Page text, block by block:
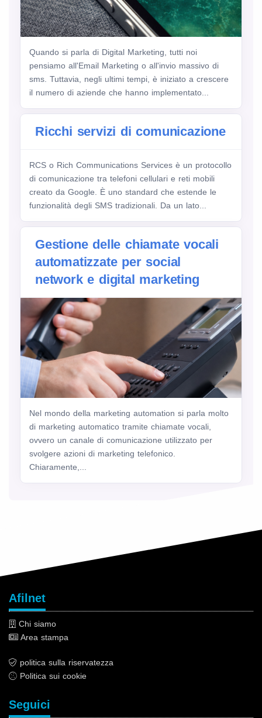
Quando si parla di Digital Marketing, tutti noi
pensiamo all'Email Marketing o all'invio massivo di
sms. Tuttavia, negli ultimi tempi, è iniziato a crescere
il numero di aziende che hanno implementato...
Ricchi servizi di comunicazione
RCS o Rich Communications Services è un protocollo
di comunicazione tra telefoni cellulari e reti mobili
creato da Google. È uno standard che estende le
funzionalità degli SMS tradizionali. Da un lato...
Gestione delle chiamate vocali
automatizzate per social
network e digital marketing
Nel mondo della marketing automation si parla molto
di marketing automatico tramite chiamate vocali,
ovvero un canale di comunicazione utilizzato per
svolgere azioni di marketing telefonico.
Chiaramente,...
Afilnet
Chi siamo
Area stampa
politica sulla riservatezza
Politica sui cookie
Seguici